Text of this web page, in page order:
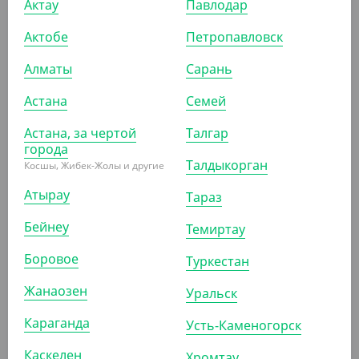
АРТ. 3303309
2 510₸
(50.20₸
Бургер бокс ECO BURGER L, DoECO
Актау
Актобе
Алматы
Астана
Астана, за чертой
города
Косшы, Жибек-Жолы и другие
Атырау
Бейнеу
Боровое
Жанаозен
Караганда
Каскелен
Павлодар
Петропавловск
Сарань
Семей
Талгар
Талдыкорган
Тараз
Темиртау
Туркестан
Уральск
Усть-Каменогорск